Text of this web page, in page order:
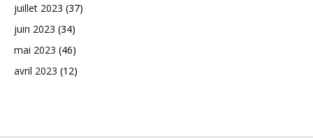
juillet 2023 (37)
juin 2023 (34)
mai 2023 (46)
avril 2023 (12)